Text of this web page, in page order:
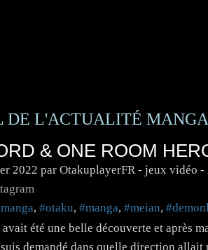
DE L'ACTUALITÉ
& ONE ROOM
2022 par OtakuplayerFR - jeux vidéo -
, #otaku, #manga, #meian,
été une belle découverte et après
suis demandé dans quelle direction